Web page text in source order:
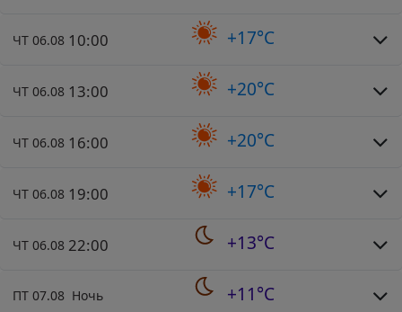
ЧТ 06.08 10:00 +17°C
ЧТ 06.08 13:00 +20°C
ЧТ 06.08 16:00 +20°C
ЧТ 06.08 19:00 +17°C
ЧТ 06.08 22:00 +13°C
ПТ 07.08 Ночь +11°C